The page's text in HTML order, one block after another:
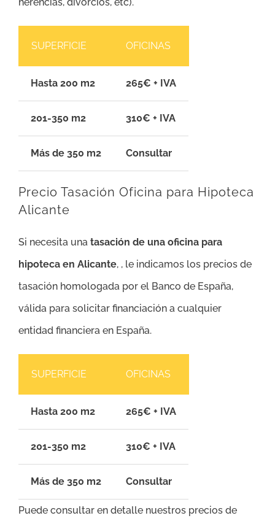
herencias, divorcios, etc).
SUPERFICIE OFICINAS
Hasta 200 m2 265€ + IVA
201-350 m2 310€ + IVA
Más de 350 m2 Consultar
Precio Tasación Oficina para Hipoteca
Alicante
Si necesita una tasación de una oficina para
hipoteca en Alicante, , le indicamos los precios de
tasación homologada por el Banco de España,
válida para solicitar financiación a cualquier
entidad financiera en España.
SUPERFICIE OFICINAS
Hasta 200 m2 265€ + IVA
201-350 m2 310€ + IVA
Más de 350 m2 Consultar
Puede consultar en detalle nuestros precios de